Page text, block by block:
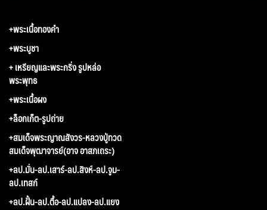
+พระเนื้อทองคำ
+พระบูชา
+ เหรียญและพระกริ่ง รูปหล่อ
พระพุทธ
+พระเนื้อผง
+ล็อกเก็ต-รูปถ่าย
+สมเด็จพระญาณสังวร-หลวงปู่ทวด
สมเด็จพุฒาจารย์(อาจ อาสภเถระ)
+ลป.มั่น-ลป.เสาร์-ลป.สิงห์-ลป.จูม-
ลป.เทสก์
+ลป.ฝั้น-ลป.ตื้อ-ลป.แปลง-ลป.แยง